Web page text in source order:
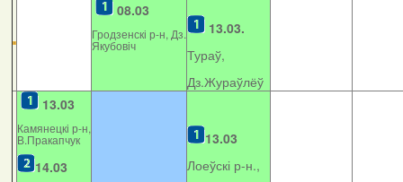
08.03
Гродзенскі р-н, Дз.
Якубовіч
13.03.
Тураў,
Дз.Жураўлёў
13.03
Камянецкі р-н,
В.Пракапчук
14.03
13.03
Лоеўскі р-н.,